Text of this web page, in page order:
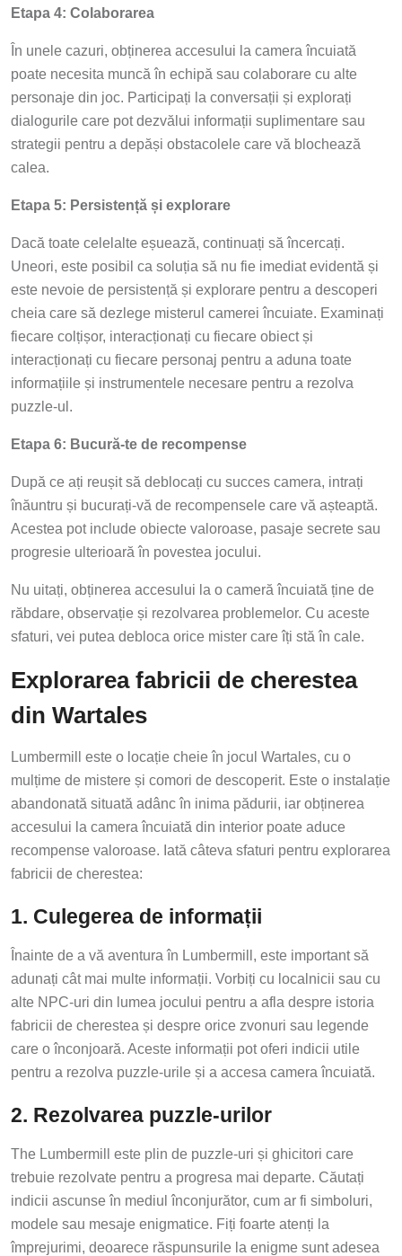
Etapa 4: Colaborarea
În unele cazuri, obținerea accesului la camera încuiată
poate necesita muncă în echipă sau colaborare cu alte
personaje din joc. Participați la conversații și explorați
dialogurile care pot dezvălui informații suplimentare sau
strategii pentru a depăși obstacolele care vă blochează
calea.
Etapa 5: Persistență și explorare
Dacă toate celelalte eșuează, continuați să încercați.
Uneori, este posibil ca soluția să nu fie imediat evidentă și
este nevoie de persistență și explorare pentru a descoperi
cheia care să dezlege misterul camerei încuiate. Examinați
fiecare colțișor, interacționați cu fiecare obiect și
interacționați cu fiecare personaj pentru a aduna toate
informațiile și instrumentele necesare pentru a rezolva
puzzle-ul.
Etapa 6: Bucură-te de recompense
După ce ați reușit să deblocați cu succes camera, intrați
înăuntru și bucurați-vă de recompensele care vă așteaptă.
Acestea pot include obiecte valoroase, pasaje secrete sau
progresie ulterioară în povestea jocului.
Nu uitați, obținerea accesului la o cameră încuiată ține de
răbdare, observație și rezolvarea problemelor. Cu aceste
sfaturi, vei putea debloca orice mister care îți stă în cale.
Explorarea fabricii de cherestea
din Wartales
Lumbermill este o locație cheie în jocul Wartales, cu o
mulțime de mistere și comori de descoperit. Este o instalație
abandonată situată adânc în inima pădurii, iar obținerea
accesului la camera încuiată din interior poate aduce
recompense valoroase. Iată câteva sfaturi pentru explorarea
fabricii de cherestea:
1. Culegerea de informații
Înainte de a vă aventura în Lumbermill, este important să
adunați cât mai multe informații. Vorbiți cu localnicii sau cu
alte NPC-uri din lumea jocului pentru a afla despre istoria
fabricii de cherestea și despre orice zvonuri sau legende
care o înconjoară. Aceste informații pot oferi indicii utile
pentru a rezolva puzzle-urile și a accesa camera încuiată.
2. Rezolvarea puzzle-urilor
The Lumbermill este plin de puzzle-uri și ghicitori care
trebuie rezolvate pentru a progresa mai departe. Căutați
indicii ascunse în mediul înconjurător, cum ar fi simboluri,
modele sau mesaje enigmatice. Fiți foarte atenți la
împrejurimi, deoarece răspunsurile la enigme sunt adesea